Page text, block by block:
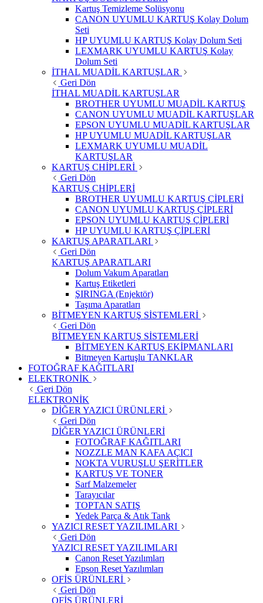
Kartuş Temizleme Solüsyonu
CANON UYUMLU KARTUŞ Kolay Dolum
Seti
HP UYUMLU KARTUŞ Kolay Dolum Seti
LEXMARK UYUMLU KARTUŞ Kolay
Dolum Seti
İTHAL MUADİL KARTUŞLAR
Geri Dön
İTHAL MUADİL KARTUŞLAR
BROTHER UYUMLU MUADİL KARTUŞ
CANON UYUMLU MUADİL KARTUŞLAR
EPSON UYUMLU MUADİL KARTUŞLAR
HP UYUMLU MUADİL KARTUŞLAR
LEXMARK UYUMLU MUADİL
KARTUŞLAR
KARTUŞ CHİPLERİ
Geri Dön
KARTUŞ CHİPLERİ
BROTHER UYUMLU KARTUŞ ÇİPLERİ
CANON UYUMLU KARTUŞ ÇİPLERİ
EPSON UYUMLU KARTUŞ ÇİPLERİ
HP UYUMLU KARTUŞ ÇİPLERİ
KARTUŞ APARATLARI
Geri Dön
KARTUŞ APARATLARI
Dolum Vakum Aparatları
Kartuş Etiketleri
ŞIRINGA (Enjektör)
Taşıma Aparatları
BİTMEYEN KARTUŞ SİSTEMLERİ
Geri Dön
BİTMEYEN KARTUŞ SİSTEMLERİ
BİTMEYEN KARTUŞ EKİPMANLARI
Bitmeyen Kartuşlu TANKLAR
FOTOĞRAF KAĞITLARI
ELEKTRONİK
Geri Dön
ELEKTRONİK
DİĞER YAZICI ÜRÜNLERİ
Geri Dön
DİĞER YAZICI ÜRÜNLERİ
FOTOĞRAF KAĞITLARI
NOZZLE MAN KAFA AÇICI
NOKTA VURUŞLU ŞERİTLER
KARTUŞ VE TONER
Sarf Malzemeler
Tarayıcılar
TOPTAN SATIŞ
Yedek Parça & Atık Tank
YAZICI RESET YAZILIMLARI
Geri Dön
YAZICI RESET YAZILIMLARI
Canon Reset Yazılımları
Epson Reset Yazılımları
OFİS ÜRÜNLERİ
Geri Dön
OFİS ÜRÜNLERİ